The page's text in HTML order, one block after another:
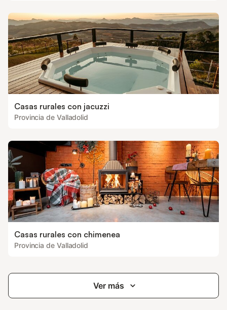
Casas rurales con jacuzzi
Provincia de Valladolid
Casas rurales con chimenea
Provincia de Valladolid
Ver más